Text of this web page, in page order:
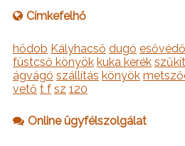
Címkefelhő
hődob Kályhacső dugó esővédő
füstcső könyök kuka kerék
ágvágó szállítás könyök
vető t f sz 120
Online ügyfélszolgálat